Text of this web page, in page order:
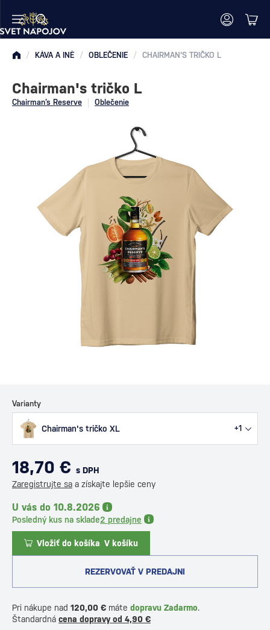
/ KÁVA A INÉ / OBLEČENIE / CHAIRMAN'S TRIČKO L
Chairman’s Reserve Oblečenie
Chairman's tričko L
Varianty
Chairman's tričko XL +1
18,70 € s DPH
Zaregistrujte sa a získajte lepšie ceny
U vás do 10.8.2026
Posledný kus na sklade2 predajne
Vložiť do košíka V košíku
REZERVOVAŤ V PREDAJNI
Pri nákupe nad 120,00 € máte dopravu Zadarmo.
Štandardná cena dopravy od 4,90 €